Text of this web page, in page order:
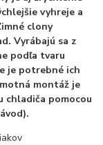
vyhreje a
clony
Vyrábajú sa z
podľa tvaru
je potrebné ich
montáž je
chladiča pomocou